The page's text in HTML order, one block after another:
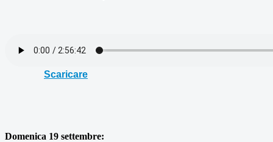
Scaricare
Domenica 19 settembre: